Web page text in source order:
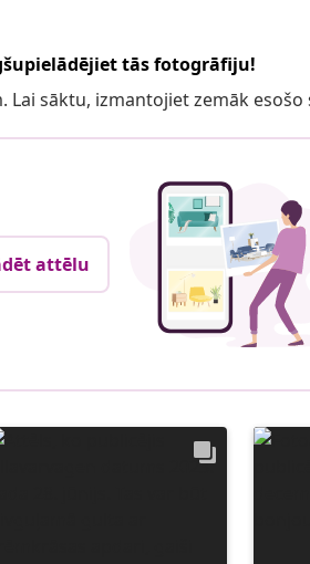
tās fotogrāfiju!
sāktu, izmantojiet zemāk esošo
attēlu